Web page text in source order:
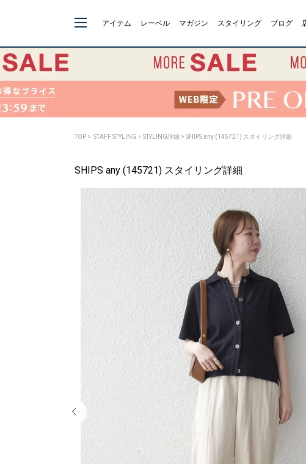
アイテム レーベル マガジン スタイリング ブログ
TOP > STAFF STYLING > STYLING詳細 > SHIPS any (145721) スタイリング詳細
SHIPS any (145721) スタイリング詳細